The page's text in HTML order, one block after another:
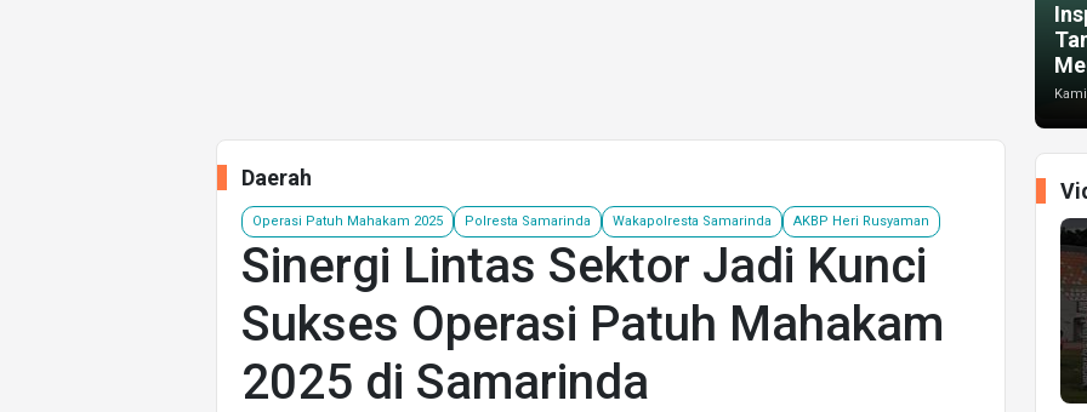
Daerah
Operasi Patuh Mahakam 2025 Polresta Samarinda Wakapolresta Samarinda AKBP Heri Rusyaman
Sinergi Lintas Sektor Jadi Kunci
Sukses Operasi Patuh Mahakam
2025 di Samarinda